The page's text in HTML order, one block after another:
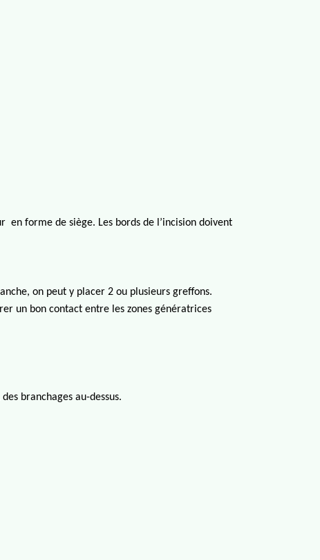
en forme de siège. Les bords de l’incision doivent
on peut y placer 2 ou plusieurs greffons.
un bon contact entre les zones génératrices
branchages au-dessus.